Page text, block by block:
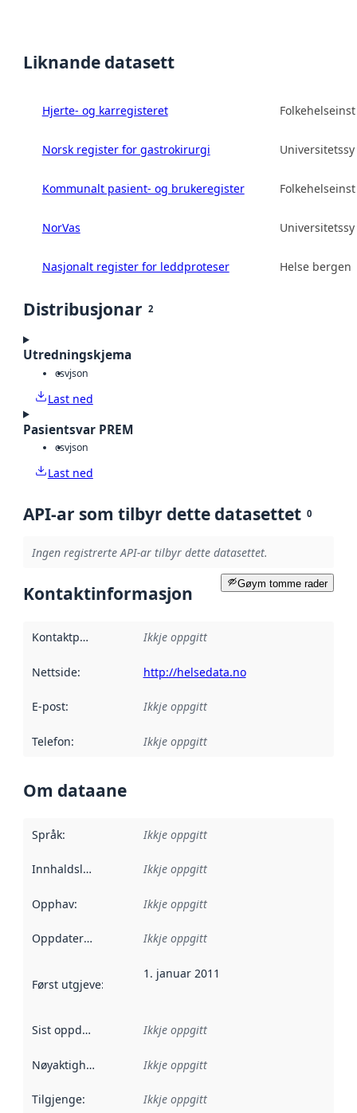
Liknande datasett
Hjerte- og karregisteret
Norsk register for gastrokirurgi
Kommunalt pasient- og brukeregister
NorVas
Nasjonalt register for leddproteser Helse bergen
Distribusjonar 2
Utredningskjema
csvjson
Last ned
Pasientsvar PREM
csvjson
Last ned
API-ar som tilbyr dette datasettet 0
Ingen registrerte API-ar tilbyr dette datasettet.
Gøym tomme rader
Kontaktinformasjon
Kontaktpunkt Ikkje oppgitt
Nettside: http://helsedata.no
E-post: Ikkje oppgitt
Telefon: Ikkje oppgitt
Om dataane
Språk: Ikkje oppgitt
Innhaldsleverandørar :
Ikkje oppgitt
Opphav: Ikkje oppgitt
Oppdateringsfrekvens :
Ikkje oppgitt
Først utgjeve: Denne datoen seier når dataa i dette
1. januar 2011
Sist oppdatert Ikkje oppgitt
Nøyaktigheit Ikkje oppgitt
Tilgjenge: Ikkje oppgitt